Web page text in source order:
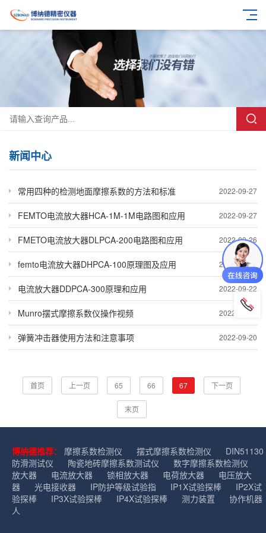
新闻中心
2022-09-27
常用四种的检测地面摩擦系数的方法和标准
2022-09-27
FEMTO电流放大器HCA-1M-1M电路图和应用
2022-09-26
FMETO电流放大器DLPCA-200电路图和应用
2022-09-26
femto电流放大器DHPCA-100原理图及应用
2022-09-22
电流放大器DDPCA-300原理和应用
2022-09-21
Munro摆式摩擦系数仪操作视频
2022-09-20
弹簧冲击器使用方法和注意事项
首页 上一页 65 66 67 下一页
末页
博纳德推荐： 摩擦系数检测仪 摆式摩擦系数检测仪
DIN51130
防滑测试仪
陶瓷地砖摩擦系数测试仪
数字摩擦系数检测仪
放大器
电流放大器 锁相放大器 电荷放大器
电压放大
器
光电接收器 IP防护等级试验指 IP1X试验探棒
IP2X试
验探棒
IP3X试验探棒 IP4X试验探棒 测力装置
协作机器
人